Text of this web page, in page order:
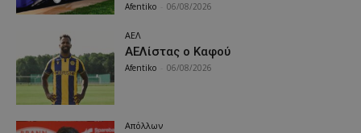
Afentiko 06/08/2026
ΑΕΛ
ΑΕΛίστας ο Καφού
Afentiko 06/08/2026
Απόλλων